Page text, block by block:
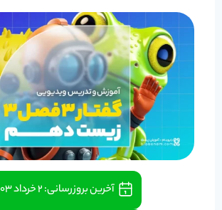
آخرین بروزرسانی:۲ خرداد ۱۴۰۳